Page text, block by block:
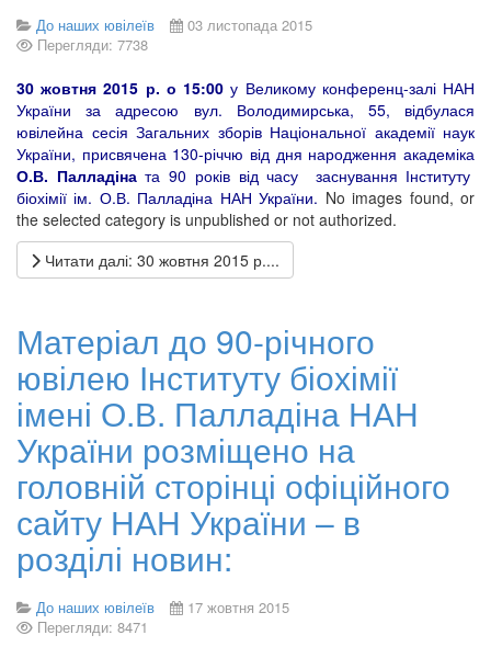
До наших ювілеїв
03 листопада 2015
Перегляди: 7738
30 жовтня 2015 р. о 15:00 у Великому конференц-залі НАН
України за адресою вул. Володимирська, 55, відбулася
ювілейна сесія Загальних зборів Національної академії наук
України, присвячена 130-річчю від дня народження академіка
О.В. Палладіната 90 років від часу заснування Інституту
біохімії ім. О.В. Палладіна НАН України. No images found, or
the selected category is unpublished or not authorized.
Читати далі: 30 жовтня 2015 р....
Матеріал до 90-річного
ювілею Інституту біохімії
імені О.В. Палладіна НАН
України розміщено на
головній сторінці офіційного
сайту НАН України – в
розділі новин:
До наших ювілеїв
17 жовтня 2015
Перегляди: 8471